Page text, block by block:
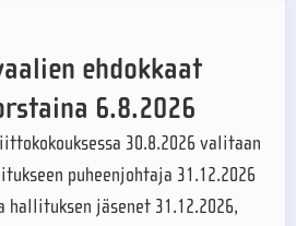
ehdokkaat
6.8.2026
30.8.2026 valitaan
puheenjohtaja 31.12.2026
jäsenet 31.12.2026,